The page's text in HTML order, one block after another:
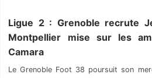
Ligue 2 : Grenoble recrute
Montpellier mise sur les
Camara
Le Grenoble Foot 38 poursuit son